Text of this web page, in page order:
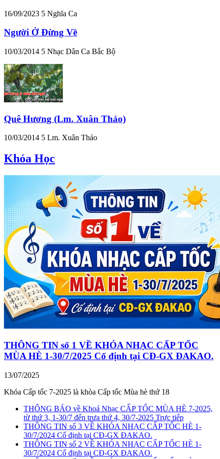
16/09/2023 5 Nghĩa Ca
Người Ở Đừng Về
10/03/2014 5 Nhạc Dân Ca Bắc Bộ
Quê Hương (Lm. Xuân Thảo)
10/03/2014 5 Lm. Xuân Thảo
Khóa Học
THÔNG TIN số 1 VỀ KHÓA NHẠC CẤP TỐC
MÙA HÈ 1-30/7/2025 Cố định tại CĐ-GX ĐAKAO.
13/07/2025
Khóa Cấp tốc 7-2025 là khòa Cấp tốc Mùa hè thứ 18
THÔNG BÁO về Khoá Nhạc CẤP TỐC MÙA HÈ 7-2025,
từ thứ 3, 1-30/7 đến trưa thứ 4, 30/7-2025 Trực tiếp
THÔNG TIN số 3 VỀ KHÓA NHẠC CẤP TỐC HÈ 1-
30/7/2024 Cố định tại CĐ-GX ĐAKAO.
THÔNG TIN số 2 VỀ KHÓA NHẠC CẤP TỐC HÈ 1-
30/7/2024 Cố định tại CĐ-GX ĐAKAO.